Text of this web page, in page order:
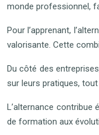
monde professionnel,
Pour l’apprenant,
valorisante. Cette
Du côté des
sur leurs pratiques,
L’alternance
de formation aux